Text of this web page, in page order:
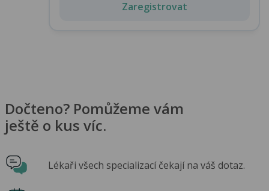
Zaregistrovat
Dočteno? Pomůžeme vám
ještě o kus víc.
Lékaři všech specializací čekají na váš dotaz.